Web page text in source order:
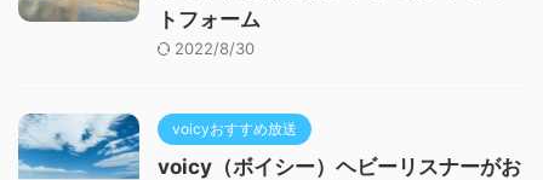
トフォーム
2022/8/30
voicyおすすめ放送
voicy（ボイシー）ヘビーリスナーがお